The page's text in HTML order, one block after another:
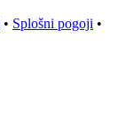
• Splošni pogoji •